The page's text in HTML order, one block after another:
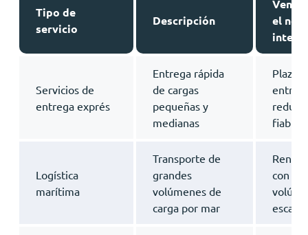
Tipo de
servicio
Descripción
el
Servicios de
entrega exprés
Entrega rápida
de cargas
pequeñas y
medianas
Plazos
Logística
marítima
Transporte de
grandes
volúmenes de
carga por mar
con